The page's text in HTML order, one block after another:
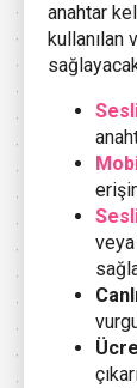
anahtar
kullanılan
veya